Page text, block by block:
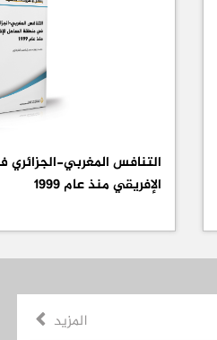
التنافس المغربي-
الإفريقي منذ عام 1999
المزيد